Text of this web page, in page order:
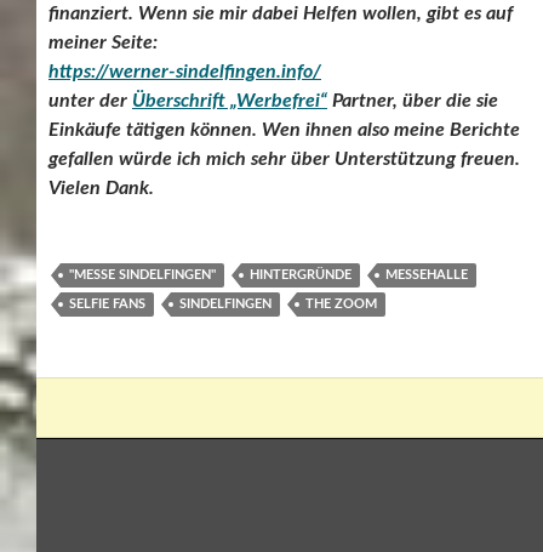
finanziert. Wenn sie mir dabei Helfen wollen, gibt es auf
meiner Seite:
https://werner-sindelfingen.info/
unter der Überschrift „Werbefrei“ Partner, über die sie
Einkäufe tätigen können. Wen ihnen also meine Berichte
gefallen würde ich mich sehr über Unterstützung freuen.
Vielen Dank.
"MESSE SINDELFINGEN" HINTERGRÜNDE MESSEHALLE
SELFIE FANS SINDELFINGEN THE ZOOM